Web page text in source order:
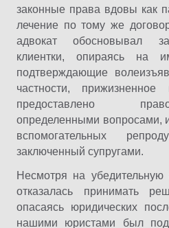
законные права вдовы как
лечение по тому же
адвокат обосновывал
клиентки, опираясь на
подтверждающие
частности,
предоставлено
определенными вопросами,
вспомогательных
заключенный супругами.
Несмотря на убедительную
отказалась принимать
опасаясь юридических
нашими юристами был